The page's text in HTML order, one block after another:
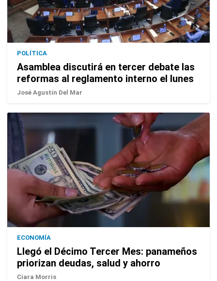
POLÍTICA
Asamblea discutirá en tercer debate las
reformas al reglamento interno el lunes
José Agustín Del Mar
ECONOMÍA
Llegó el Décimo Tercer Mes: panameños
priorizan deudas, salud y ahorro
Ciara Morris